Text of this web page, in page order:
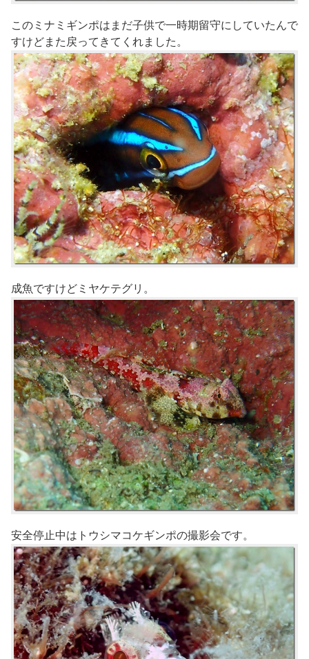
このミナミギンポはまだ子供で一時期留守にしていたんで
すけどまた戻ってきてくれました。
成魚ですけどミヤケテグリ。
安全停止中はトウシマコケギンポの撮影会です。